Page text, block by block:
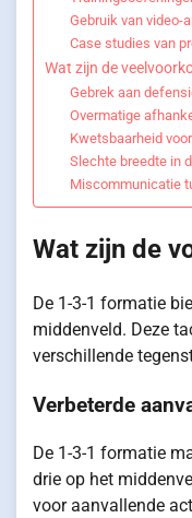
Gebruik van video-
Case studies van
Wat zijn de
Gebrek aan
Overmatige
Kwetsbaarheid
Slechte breedte in
Miscommunicatie
Wat zijn de
De 1-3-1 formatie
middenveld. Deze
verschillende
Verbeterde
De 1-3-1 formatie
drie op het
voor aanvallende